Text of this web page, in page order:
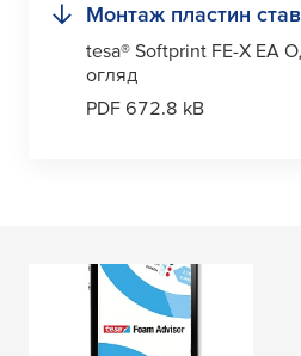
Монтаж пластин
tesa® Softprint FE-X EA
огляд
PDF 672.8 kB
Softprint® Foam
Advisor